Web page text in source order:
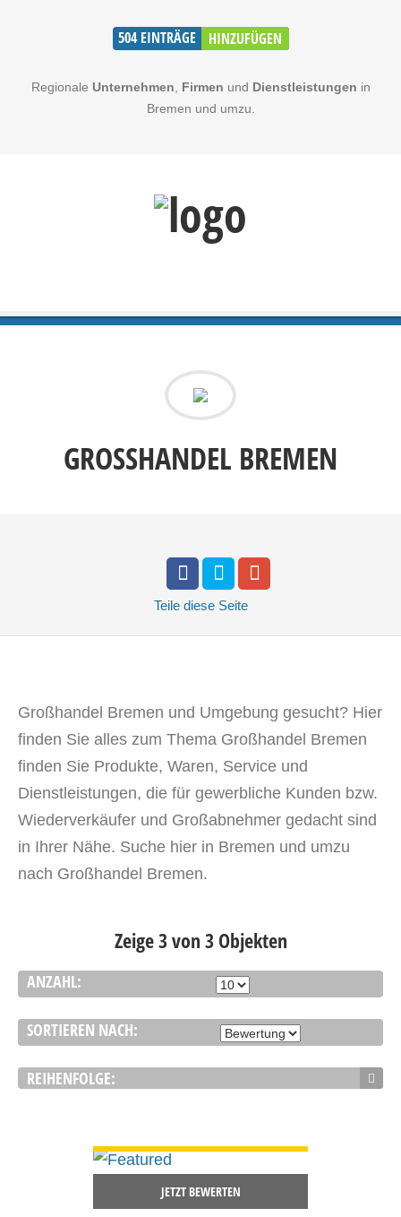
504 EINTRÄGE HINZUFÜGEN
Regionale Unternehmen Firmen und Dienstleistungen in
Bremen und umzu.
GROSSHANDEL BREMEN
Teile diese Seite
Großhandel Bremen und Umgebung gesucht? Hier
finden Sie alles zum Thema Großhandel Bremen
finden Sie Produkte, Waren, Service und
Dienstleistungen, die für gewerbliche Kunden bzw.
Wiederverkäufer und Großabnehmer gedacht sind
in Ihrer Nähe. Suche hier in Bremen und umzu
nach Großhandel Bremen.
Zeige 3 von 3 Objekten
ANZAHL:
SORTIEREN NACH:
REIHENFOLGE:
JETZT BEWERTEN